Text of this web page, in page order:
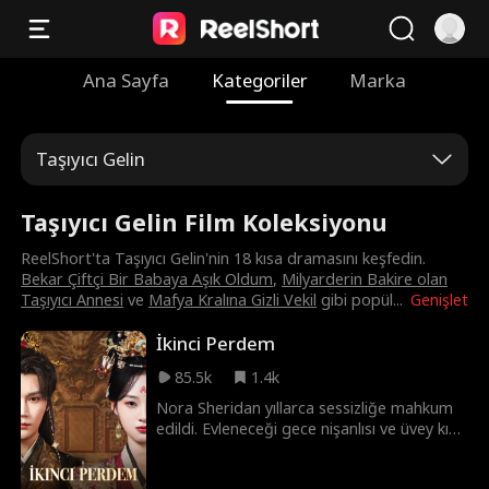
Ana Sayfa Kategoriler Marka
Taşıyıcı Gelin
Taşıyıcı Gelin Film Koleksiyonu
Genişlet
ReelShort'ta Taşıyıcı Gelin'nin 18 kısa dramasını keşfedin.
Bekar Çiftçi Bir Babaya Aşık Oldum, Milyarderin Bakire olan
Taşıyıcı Annesi ve Mafya Kralına Gizli Vekil gibi popül...
İkinci Perdem
85.5k
1.4k
Nora Sheridan yıllarca sessizliğe mahkum
edildi. Evleneceği gece nişanlısı ve üvey kız